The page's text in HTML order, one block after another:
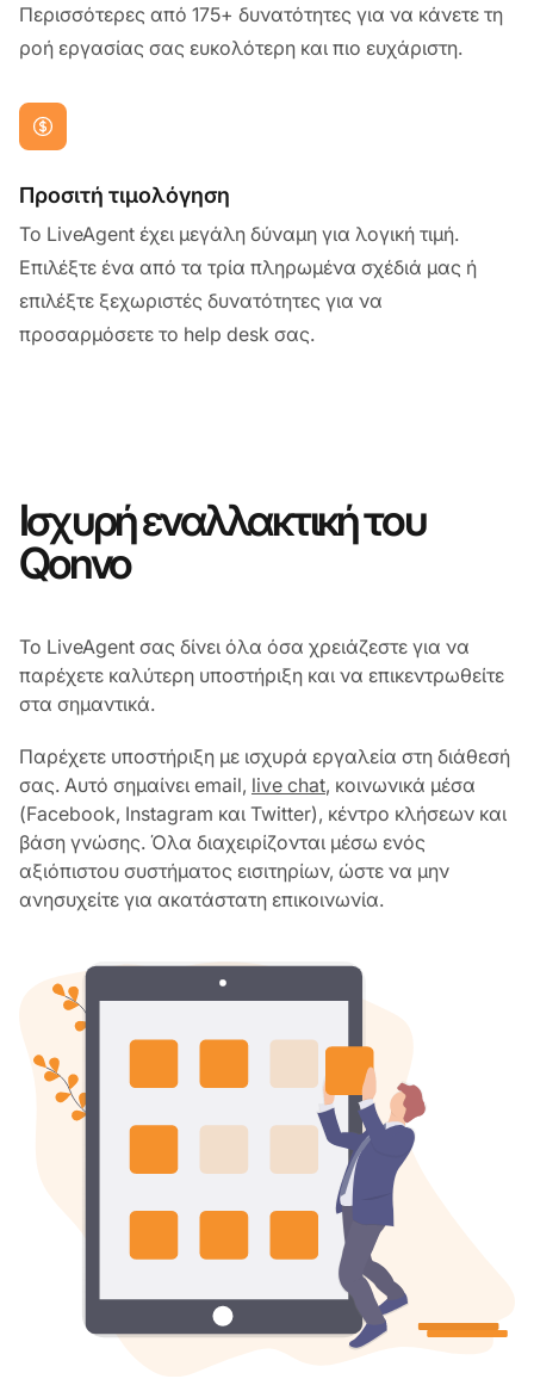
Περισσότερες από 175+ δυνατότητες για να κάνετε τη
ροή εργασίας σας ευκολότερη και πιο ευχάριστη.
Προσιτή τιμολόγηση
Το LiveAgent έχει μεγάλη δύναμη για λογική τιμή.
Επιλέξτε ένα από τα τρία πληρωμένα σχέδιά μας ή
επιλέξτε ξεχωριστές δυνατότητες για να
προσαρμόσετε το help desk σας.
Ισχυρή εναλλακτική του
Qonvo
Το LiveAgent σας δίνει όλα όσα χρειάζεστε για να
παρέχετε καλύτερη υποστήριξη και να επικεντρωθείτε
στα σημαντικά.
Παρέχετε υποστήριξη με ισχυρά εργαλεία στη διάθεσή
σας. Αυτό σημαίνει email, live chat, κοινωνικά μέσα
(Facebook, Instagram και Twitter), κέντρο κλήσεων και
βάση γνώσης. Όλα διαχειρίζονται μέσω ενός
αξιόπιστου συστήματος εισιτηρίων, ώστε να μην
ανησυχείτε για ακατάστατη επικοινωνία.